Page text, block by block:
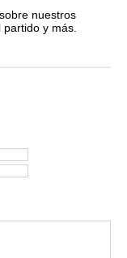
nuestros
y más.